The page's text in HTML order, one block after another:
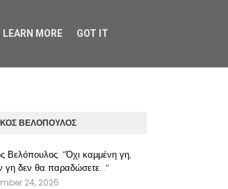
ΒΕΛΟΠΟΥΛΟΣ
Βελόπουλος: "Όχι καμμένη γη,
γη δεν θα παραδώσετε..."
24, 2025
LEARN MORE GOT IT